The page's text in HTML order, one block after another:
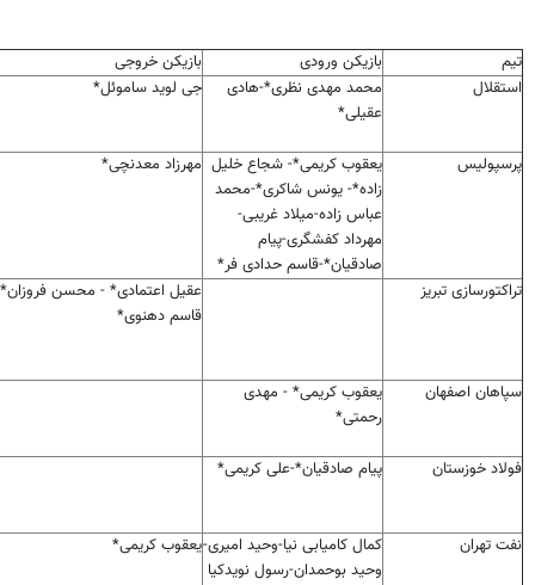
تیم بازیکن ورودی
بازیکن خروجی
استقلال
محمد مهدی نظری*-هادی
عقیلی*
جی لوید ساموئل*
پرسپولیس
یعقوب کریمی*- شجاع خلیل
زاده*- یونس شاکری*-محمد
عباس زاده-میلاد غریبی-
مهرداد کفشگری-پیام
صادقیان*-قاسم حدادی فر*
مهرزاد معدنچی*
تراکتورسازی تبریز
عقیل اعتمادی* - محسن
قاسم دهنوی*
سپاهان اصفهان
یعقوب کریمی* - مهدی
رحمتی*
فولاد خوزستان پیام صادقیان*-علی کریمی*
نفت تهران
کمال کامیابی نیا-وحید امیری-
وحید بوحمدان-رسول نویدکیا
یعقوب کریمی*